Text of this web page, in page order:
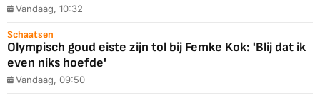
Vandaag, 10:32
Schaatsen
Olympisch goud eiste zijn tol bij Femke Kok: 'Blij dat ik
even niks hoefde'
Vandaag, 09:50